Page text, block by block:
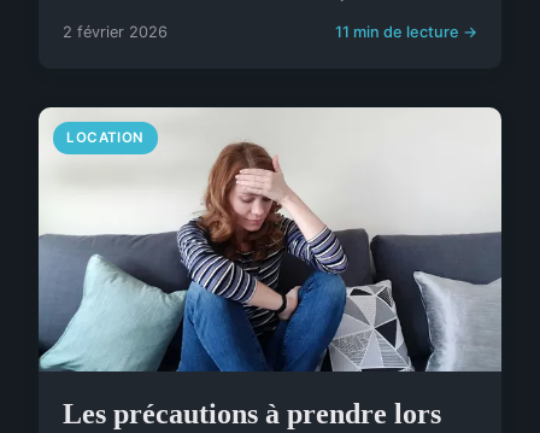
2 février 2026 11 min de lecture →
LOCATION
Les précautions à prendre lors